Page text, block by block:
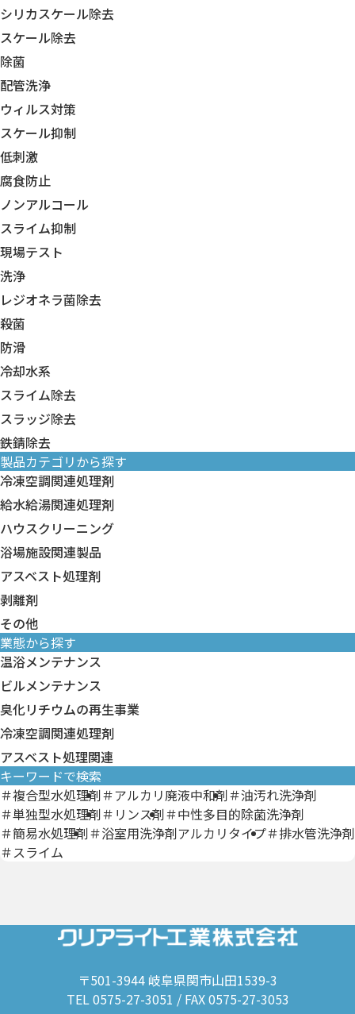
シリカスケール除去
スケール除去
除菌
配管洗浄
ウィルス対策
スケール抑制
低刺激
腐食防止
ノンアルコール
スライム抑制
現場テスト
洗浄
レジオネラ菌除去
殺菌
防滑
冷却水系
スライム除去
スラッジ除去
鉄錆除去
製品カテゴリから探す
冷凍空調関連処理剤
冷凍空調関連処理剤すべて
臭化リチウム 関連製品
冷却水系
冷温水系
フィンフィルター系
給水給湯関連処理剤
給水給湯関連処理剤すべて
給水給湯 洗浄剤
給水給湯 水処理剤
ハウスクリーニング
ハウスクリーニングすべて
壁面・床面洗浄剤
壁面・床面コート剤
排水管洗浄剤
カビ除去剤
トイレ洗浄剤
白木洗浄剤
厨房用洗浄剤
浴場施設関連製品
浴場施設関連製品すべて
循環配管・ろ過器洗浄剤
防滑剤
温泉スケール抑制剤
浴場清掃薬剤
浴槽水衛生管理薬剤
アスベスト処理剤
アスベスト処理剤すべて
アスベスト処理剤
剥離剤
剥離剤すべて
鋼構造物用水系塗膜剥離剤
建築用塗膜剥離剤
その他
その他すべて
装置・機器類
分析キット・試験紙
業態から探す
温浴メンテナンス
ビルメンテナンス
臭化リチウムの再生事業
冷凍空調関連処理剤
アスベスト処理関連
キーワードで検索
＃複合型水処理剤＃アルカリ廃液中和剤＃油汚れ洗浄剤
＃単独型水処理剤＃リンス剤＃中性多目的除菌洗浄剤
＃簡易水処理剤＃浴室用洗浄剤アルカリタイプ＃排水管洗浄剤
＃スライム
〒501-3944 岐阜県関市山田1539-3
TEL 0575-27-3051 / FAX 0575-27-3053